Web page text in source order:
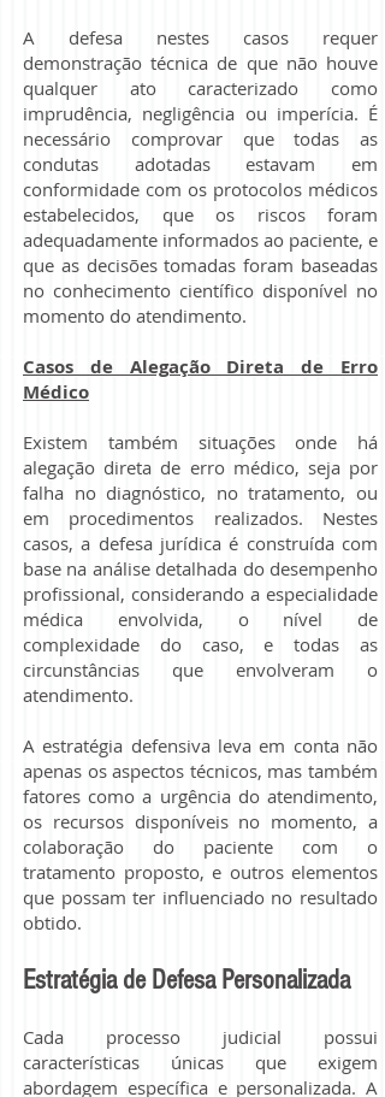
A defesa nestes casos requer
demonstração técnica de que não houve
qualquer ato caracterizado como
imprudência, negligência ou imperícia. É
necessário comprovar que todas as
condutas adotadas estavam em
conformidade com os protocolos médicos
estabelecidos, que os riscos foram
adequadamente informados ao paciente, e
que as decisões tomadas foram baseadas
no conhecimento científico disponível no
momento do atendimento.
Casos de Alegação Direta de Erro
Médico
Existem também situações onde há
alegação direta de erro médico, seja por
falha no diagnóstico, no tratamento, ou
em procedimentos realizados. Nestes
casos, a defesa jurídica é construída com
base na análise detalhada do desempenho
profissional, considerando a especialidade
médica envolvida, o nível de
complexidade do caso, e todas as
circunstâncias que envolveram o
atendimento.
A estratégia defensiva leva em conta não
apenas os aspectos técnicos, mas também
fatores como a urgência do atendimento,
os recursos disponíveis no momento, a
colaboração do paciente com o
tratamento proposto, e outros elementos
que possam ter influenciado no resultado
obtido.
Estratégia de Defesa Personalizada
Cada processo judicial possui
características únicas que exigem
abordagem específica e personalizada. A